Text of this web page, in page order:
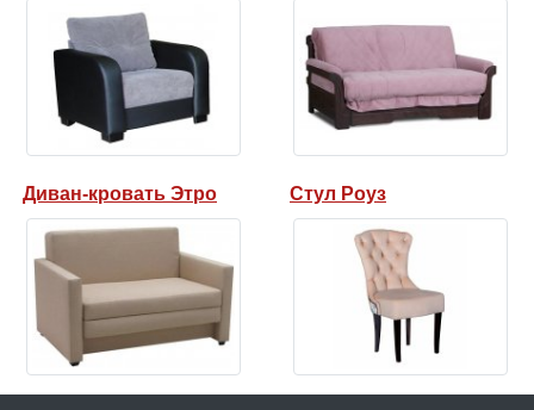
Диван-кровать Этро Стул Роуз